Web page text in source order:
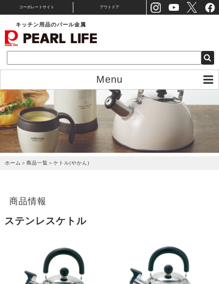
コーポレートサイト アウトドア
キッチン用品のパール金属
Menu
ホーム ＞ 商品一覧 ＞ ケトル(やかん)
商品情報
ステンレスケトル